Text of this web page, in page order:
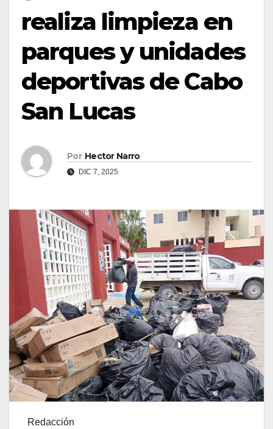
realiza limpieza en
parques y unidades
deportivas de Cabo
San Lucas
Por Hector Narro
DIC 7, 2025
Redacción